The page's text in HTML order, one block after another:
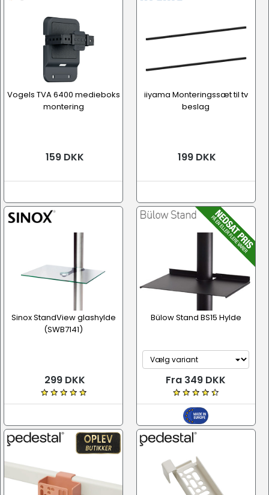
Vogels TVA 6400 medieboks
montering
159 DKK
iiyama Monteringssæt til tv
beslag
199 DKK
Sinox StandView glashylde
(SWB7141)
299 DKK
Bülow Stand BS15 Hylde
Fra 349 DKK